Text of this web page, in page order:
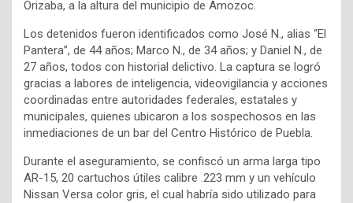
Orizaba, a la altura del municipio de Amozoc.
Los detenidos fueron identificados como José N., alias “El
Pantera”, de 44 años; Marco N., de 34 años; y Daniel N., de
27 años, todos con historial delictivo. La captura se logró
gracias a labores de inteligencia, videovigilancia y acciones
coordinadas entre autoridades federales, estatales y
municipales, quienes ubicaron a los sospechosos en las
inmediaciones de un bar del Centro Histórico de Puebla.
Durante el aseguramiento, se confiscó un arma larga tipo
AR-15, 20 cartuchos útiles calibre .223 mm y un vehículo
Nissan Versa color gris, el cual habría sido utilizado para